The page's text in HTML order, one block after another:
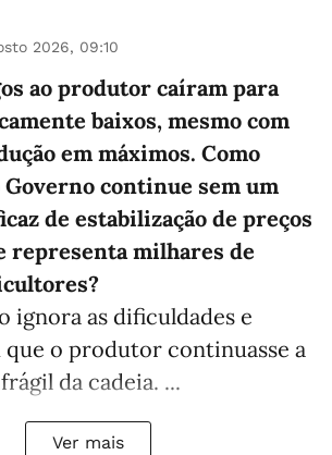
2026, 09:10
ao produtor caíram para
baixos, mesmo com
em máximos. Como
continue sem um
de estabilização de preços
representa milhares de
ignora as dificuldades e
o produtor continuasse a
da cadeia. ...
Ver mais